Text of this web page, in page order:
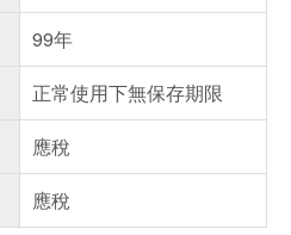
99年
正常使用下無保存期限
應稅
應稅